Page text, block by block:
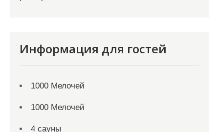
Информация для гостей
1000 Мелочей
1000 Мелочей
4 сауны